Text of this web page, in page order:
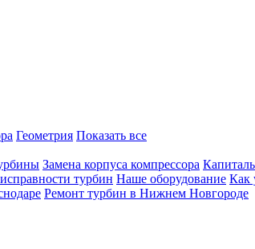
Геометрия Показать все
Замена корпуса компрессора
турбин Наше оборудование Как
Ремонт турбин в Нижнем Новгороде